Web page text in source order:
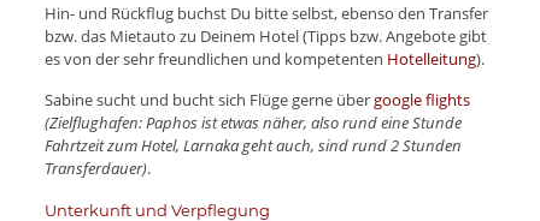
Hin- und Rückflug buchst Du bitte selbst, ebenso den Transfer
bzw. das Mietauto zu Deinem Hotel (Tipps bzw. Angebote gibt
es von der sehr freundlichen und kompetenten Hotelleitung).
Sabine sucht und bucht sich Flüge gerne übergoogle flights
(Zielflughafen: Paphos ist etwas näher, also rund eine Stunde
Fahrtzeit zum Hotel, Larnaka geht auch, sind rund 2 Stunden
Transferdauer).
Unterkunft und Verpflegung